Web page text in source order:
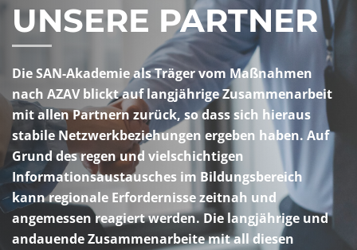
UNSERE PARTNER
Die SAN-Akademie als Träger vom Maßnahmen
nach AZAV blickt auf langjährige Zusammenarbeit
mit allen Partnern zurück, so dass sich hieraus
stabile Netzwerkbeziehungen ergeben haben. Auf
Grund des regen und vielschichtigen
Informationsaustausches im Bildungsbereich
kann regionale Erfordernisse zeitnah und
angemessen reagiert werden. Die langjährige und
andauende Zusammenarbeite mit all diesen